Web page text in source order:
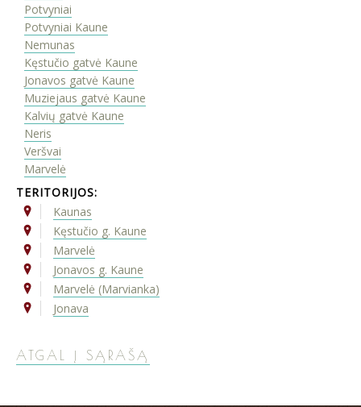
Potvyniai
Potvyniai Kaune
Nemunas
Kęstučio gatvė Kaune
Jonavos gatvė Kaune
Muziejaus gatvė Kaune
Kalvių gatvė Kaune
Neris
Veršvai
Marvelė
TERITORIJOS:
Kaunas
Kęstučio g. Kaune
Marvelė
Jonavos g. Kaune
Marvelė (Marvianka)
Jonava
ATGAL Į SĄRAŠĄ